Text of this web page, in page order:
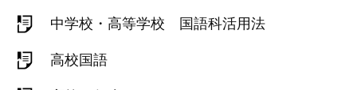
中学校・高等学校 国語科活用法
高校国語